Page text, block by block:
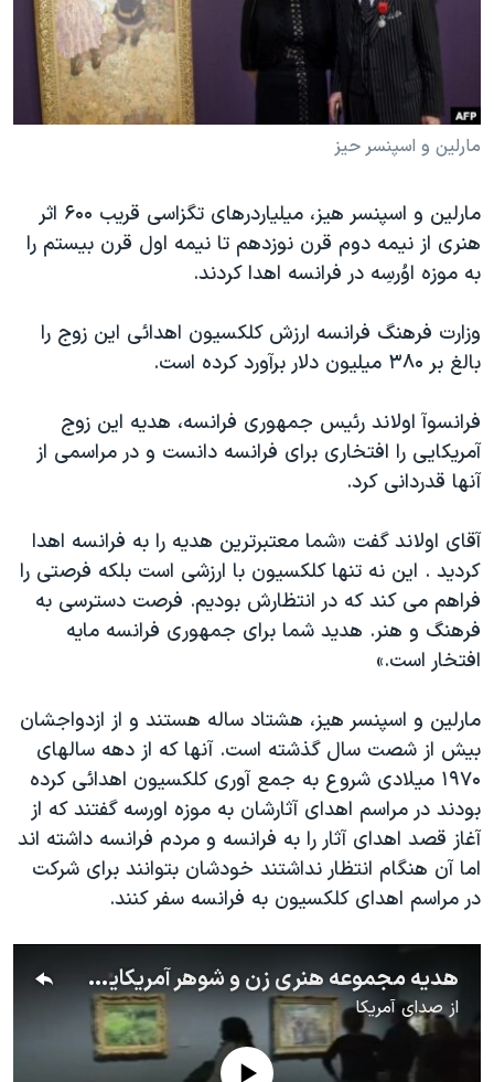
فرهنگ و زندگی
حقوق شهروندی
علم و فناوری
گالری عکس
آرشیو پخش زنده
مستندها
انتخابات ریاست جمهوری آمریکا ۲۰۲۴
حمله جمهوری اسلامی به اسرائیل
رمز مهسا
اعتراضات زن، زندگی، آزادی
مجموعه مستندهای دادخواهی
دادگاه حمید نوری
چهل سال گروگان‌گیری
قانون شفافیت دارائی کادر رهبری ایران
اعتراضات مردمی آبان ۹۸
اسرائیل در جنگ
نرگس محمدی برنده جایزه نوبل صلح
همایش محافظه‌کاران آمریکا «سی‌پک»
صفحه‌های ویژه
سفر پرزیدنت ترامپ به چین
دنبال کنید
مارلین و اسپنسر حیز
مارلین و اسپنسر هیز، میلیاردرهای تگزاسی قریب ۶۰۰ اثر
هنری از نیمه دوم قرن نوزدهم تا نیمه اول قرن بیستم را
به موزه اوُرسِه در فرانسه اهدا کردند.
وزارت فرهنگ فرانسه ارزش کلکسیون اهدائی این زوج را
بالغ بر ۳۸۰ میلیون دلار برآورد کرده است.
فرانسوآ اولاند رئیس جمهوری فرانسه، هدیه این زوج
آمریکایی را افتخاری برای فرانسه دانست و در مراسمی از
آنها قدردانی کرد.
آقای اولاند گفت «شما معتبرترین هدیه را به فرانسه اهدا
کردید . این نه تنها کلکسیون با ارزشی است بلکه فرصتی را
فراهم می کند که در انتظارش بودیم. فرصت دسترسی به
فرهنگ و هنر. هدید شما برای جمهوری فرانسه مایه
افتخار است.»
مارلین و اسپنسر هیز، هشتاد ساله هستند و از ازدواجشان
بیش از شصت سال گذشته است. آنها که از دهه سالهای
۱۹۷۰ میلادی شروع به جمع آوری کلکسیون اهدائی کرده
بودند در مراسم اهدای آثارشان به موزه اورسه گفتند که از
آغاز قصد اهدای آثار را به فرانسه و مردم فرانسه داشته اند
اما آن هنگام انتظار نداشتند خودشان بتوانند برای شرکت
در مراسم اهدای کلکسیون به فرانسه سفر کنند.
هدیه مجموعه هنری زن و شوهر آمریکایی به فرانسه
ازصدای آمریکا
No media source currently available